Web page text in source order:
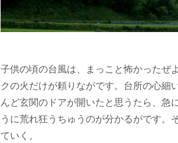
子供の頃の台風は、まっこと怖かったぜ
クの火だけが頼りながです。台所の心細
んど玄関のドアが開いたと思うたら、急
うに荒れ狂うちゅうのが分かるがです。
ていく。